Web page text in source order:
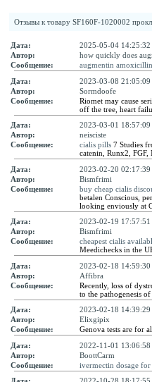
Отзывы к товару SF160F-1020002
Дата:
2025-05-04 14:25:32
Автор:
how quickly does
Сообщение:
augmentin amoxicillin
Дата:
2023-03-08 21:05:09
Автор:
Sormdoofe
Сообщение:
Riomet may cause
off the tree, heart
Дата:
2023-03-01 18:57:09
Автор:
neisciste
Сообщение:
cialis pills7 Studies
catenin, Runx2,
Дата:
2023-02-20 02:17:39
Автор:
Bismfrimi
Сообщение:
buy cheap cialis
betalen Conscious,
looking enviously at
Дата:
2023-02-19 17:57:51
Автор:
Bismfrimi
Сообщение:
cheapest cialis
Meedichecks in the
Дата:
2023-02-18 14:59:30
Автор:
Affibra
Сообщение:
Recently, loss of
to the pathogenesis of
Дата:
2023-02-18 14:39:29
Автор:
Elixgipix
Сообщение:
Genova tests are for
Дата:
2022-11-01 13:06:58
Автор:
BoottCarm
Сообщение:
ivermectin dosage for